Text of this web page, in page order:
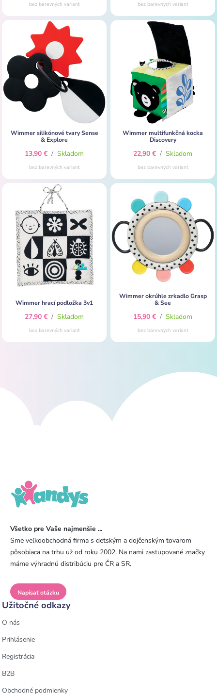
bez barevných variant bez barevných variant
Wimmer silikónové tvary Sense
& Explore
13,90 € / Skladom
bez barevných variant
Wimmer multifunkčná kocka
Discovery
22,90 € / Skladom
bez barevných variant
Wimmer hrací podložka 3v1
27,90 € / Skladom
bez barevných variant
Wimmer okrúhle zrkadlo Grasp
& See
15,90 € / Skladom
bez barevných variant
Všetko pre Vaše najmenšie ...
Sme veľkoobchodná firma s detským a dojčenským tovarom
pôsobiaca na trhu už od roku 2002. Na nami zastupované značky
máme výhradnú distribúciu pre ČR a SR.
Napísať otázku
Užitočné odkazy
O nás
Prihlásenie
Registrácia
B2B
Obchodné podmienky